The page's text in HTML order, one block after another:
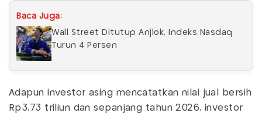
Baca Juga:
Wall Street Ditutup Anjlok, Indeks Nasdaq
Turun 4 Persen
Adapun investor asing mencatatkan nilai jual bersih
Rp3,73 triliun dan sepanjang tahun 2026, investor